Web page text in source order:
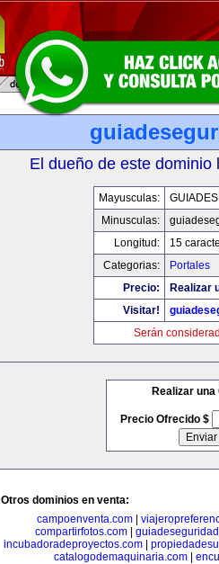
El dueño de este dominio
Mayusculas:
Minusculas:
Longitud:
15
Categorias:
Portales
Precio:
Realizar
Visitar!
Serán
Realizar una
Precio Ofrecido $
Otros dominios en venta:
campoenventa.com
compartirfotos.com|
incubadoradeproyectos.com
catalogodemaquinaria.com|